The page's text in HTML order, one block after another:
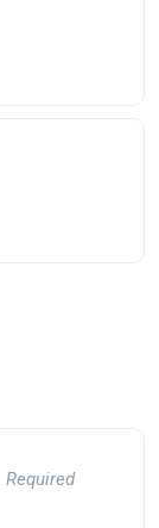
Required